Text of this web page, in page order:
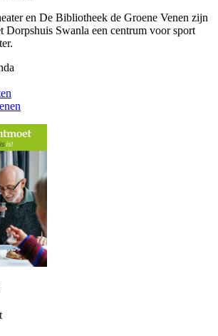
en De Bibliotheek de Groene Venen zijn
Dorpshuis Swanla een centrum voor sport